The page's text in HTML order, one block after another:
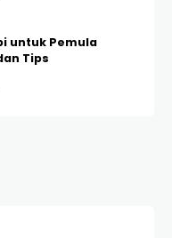
untuk Pemula
Tips